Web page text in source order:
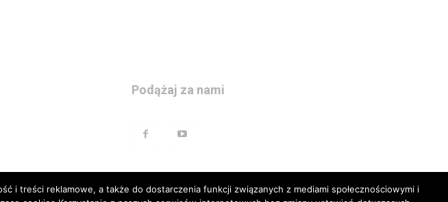
Podążaj za nami
i treści reklamowe, a także do dostarczenia funkcji związanych z mediami społecznościowymi i